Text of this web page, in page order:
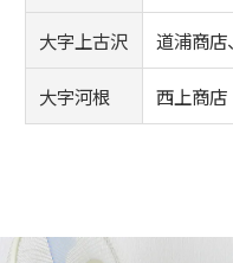
大字上古沢 道浦商店
大字河根 西上商店